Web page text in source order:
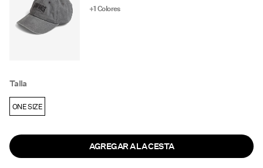
+1 Colores
Talla
ONE SIZE
AGREGAR A LA CESTA